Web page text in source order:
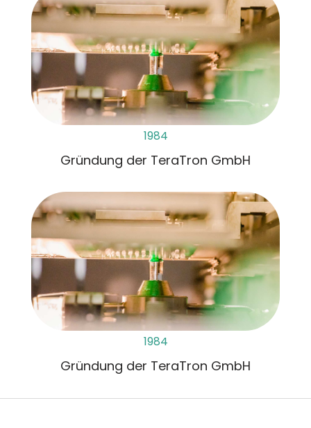
1984
Gründung der TeraTron GmbH
1984
Gründung der TeraTron GmbH